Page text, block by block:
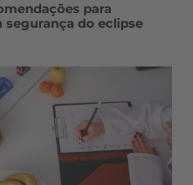
para
segurança do eclipse